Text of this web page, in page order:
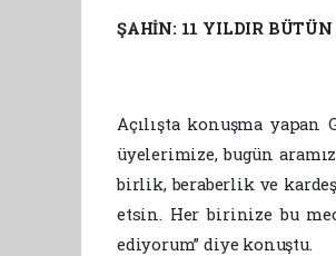
ŞAHİN: 11 YILDIR
Açılışta konuşma yapan
üyelerimize, bugün
birlik, beraberlik ve
etsin. Her birinize bu
ediyorum” diye konuştu.